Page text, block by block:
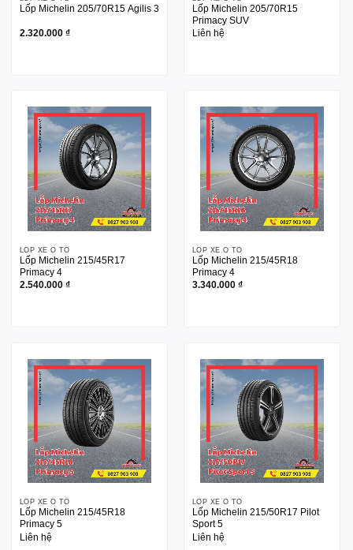
Lốp Michelin 205/70R15 Agilis 3
2.320.000 ₫
Lốp Michelin 205/70R15
Primacy SUV
Liên hệ
LỐP XE Ô TÔ
Lốp Michelin 215/45R17
Primacy 4
2.540.000 ₫
LỐP XE Ô TÔ
Lốp Michelin 215/45R18
Primacy 4
3.340.000 ₫
LỐP XE Ô TÔ
Lốp Michelin 215/45R18
Primacy 5
Liên hệ
LỐP XE Ô TÔ
Lốp Michelin 215/50R17 Pilot
Sport 5
Liên hệ